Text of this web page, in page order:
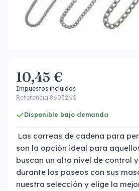
10,45 €
Impuestos incluidos
Referencia 86032NS
Disponible bajo demanda
Las correas de cadena para
son la opción ideal para
buscan un alto nivel de control
durante los paseos con sus
nuestra selección y elige la